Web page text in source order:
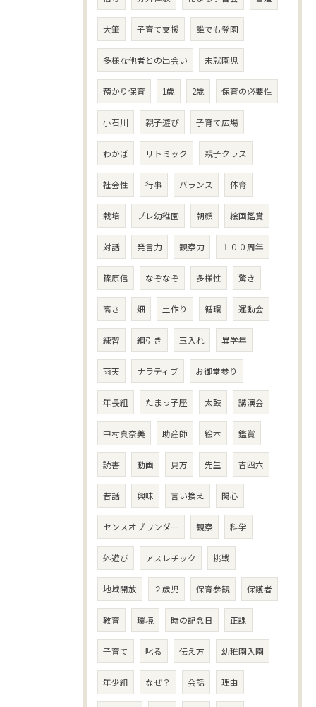
大筆 子育て支援 誰でも登園
多様な他者との出会い 未就園児
預かり保育 1歳 2歳 保育の必要性
小石川 親子遊び 子育て広場
わかば リトミック 親子クラス
社会性 行事 バランス 体育
栽培 プレ幼稚園 朝顔 絵画鑑賞
対話 発言力 観察力 １００周年
篠原信 なぞなぞ 多様性 驚き
高さ 畑 土作り 循環 運動会
練習 綱引き 玉入れ 異学年
雨天 ナラティブ お御堂参り
年長組 たまっ子座 太鼓 講演会
中村真奈美 助産師 絵本 鑑賞
読書 動画 見方 先生 吉四六
昔話 興味 言い換え 関心
センスオブワンダー 観察 科学
外遊び アスレチック 挑戦
地域開放 ２歳児 保育参観 保護者
教育 環境 時の記念日 正課
子育て 叱る 伝え方 幼稚園入園
年少組 なぜ？ 会話 理由